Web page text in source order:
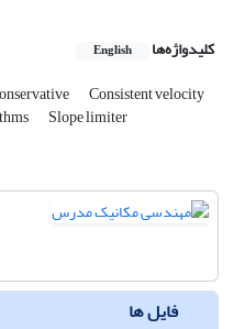
کلیدواژه‌ها English
Consistent velocity
Slope limiter
فایل ها